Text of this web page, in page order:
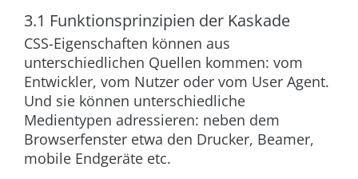
3.1 Funktionsprinzipien der Kaskade
CSS-Eigenschaften können aus
unterschiedlichen Quellen kommen: vom
Entwickler, vom Nutzer oder vom User Agent.
Und sie können unterschiedliche
Medientypen adressieren: neben dem
Browserfenster etwa den Drucker, Beamer,
mobile Endgeräte etc.